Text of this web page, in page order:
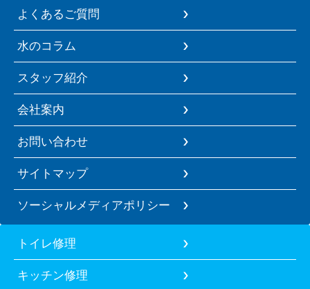
よくあるご質問
水のコラム
スタッフ紹介
会社案内
お問い合わせ
サイトマップ
ソーシャルメディアポリシー
トイレ修理
キッチン修理